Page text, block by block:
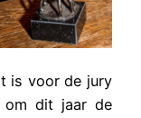
is voor de jury
om dit jaar de